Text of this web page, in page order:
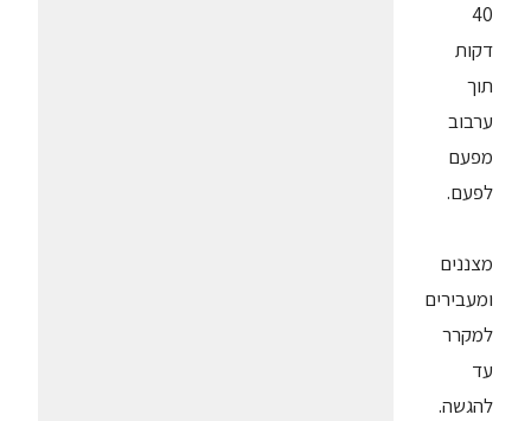
40
דקות
תוך
ערבוב
מפעם
לפעם.
מצננים
ומעבירים
למקרר
עד
להגשה.